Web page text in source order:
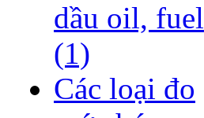
dầu oil, fuel
(1)
Các loại đo